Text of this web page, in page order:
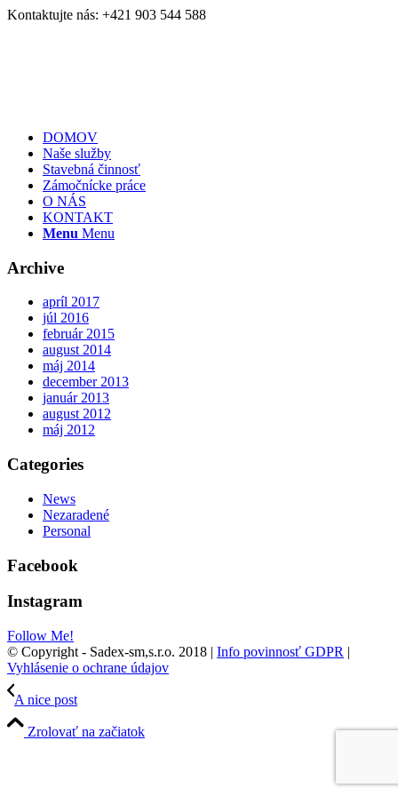
Kontaktujte nás: +421 903 544 588
DOMOV
Naše služby
Stavebná činnosť
Zámočnícke práce
O NÁS
KONTAKT
Menu Menu
Archive
apríl 2017
júl 2016
február 2015
august 2014
máj 2014
december 2013
január 2013
august 2012
máj 2012
Categories
News
Nezaradené
Personal
Facebook
Instagram
Follow Me!
© Copyright - Sadex-sm,s.r.o. 2018 | Info povinnosť GDPR |
Vyhlásenie o ochrane údajov
A nice post
Zrolovať na začiatok